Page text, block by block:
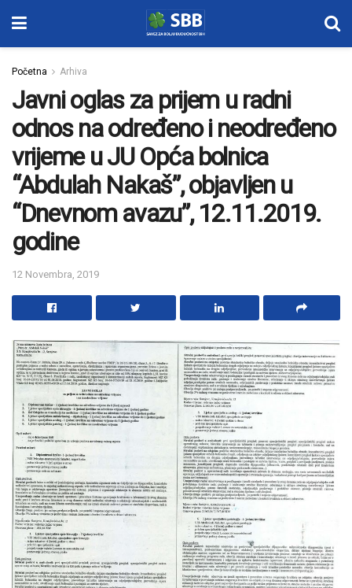
Početna Arhiva
Javni oglas za prijem u radni
odnos na određeno i neodređeno
vrijeme u JU Opća bolnica
“Abdulah Nakaš”, objavljen u
“Dnevnom avazu”, 12.11.2019.
godine
12 Novembra, 2019